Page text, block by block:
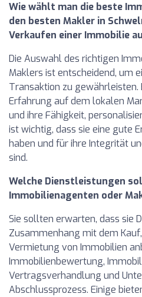
Wie wählt man die beste
den besten Makler in
Verkaufen einer Immobilie
Die Auswahl des richtigen
Maklers ist entscheidend, um
Transaktion zu gewährleisten.
Erfahrung auf dem lokalen
und ihre Fähigkeit,
ist wichtig, dass sie eine gute
haben und für ihre Integrität
sind.
Welche Dienstleistungen
Immobilienagenten oder
Sie sollten erwarten, dass sie
Zusammenhang mit dem
Vermietung von Immobilien
Immobilienbewertung,
Vertragsverhandlung und
Abschlussprozess. Einige